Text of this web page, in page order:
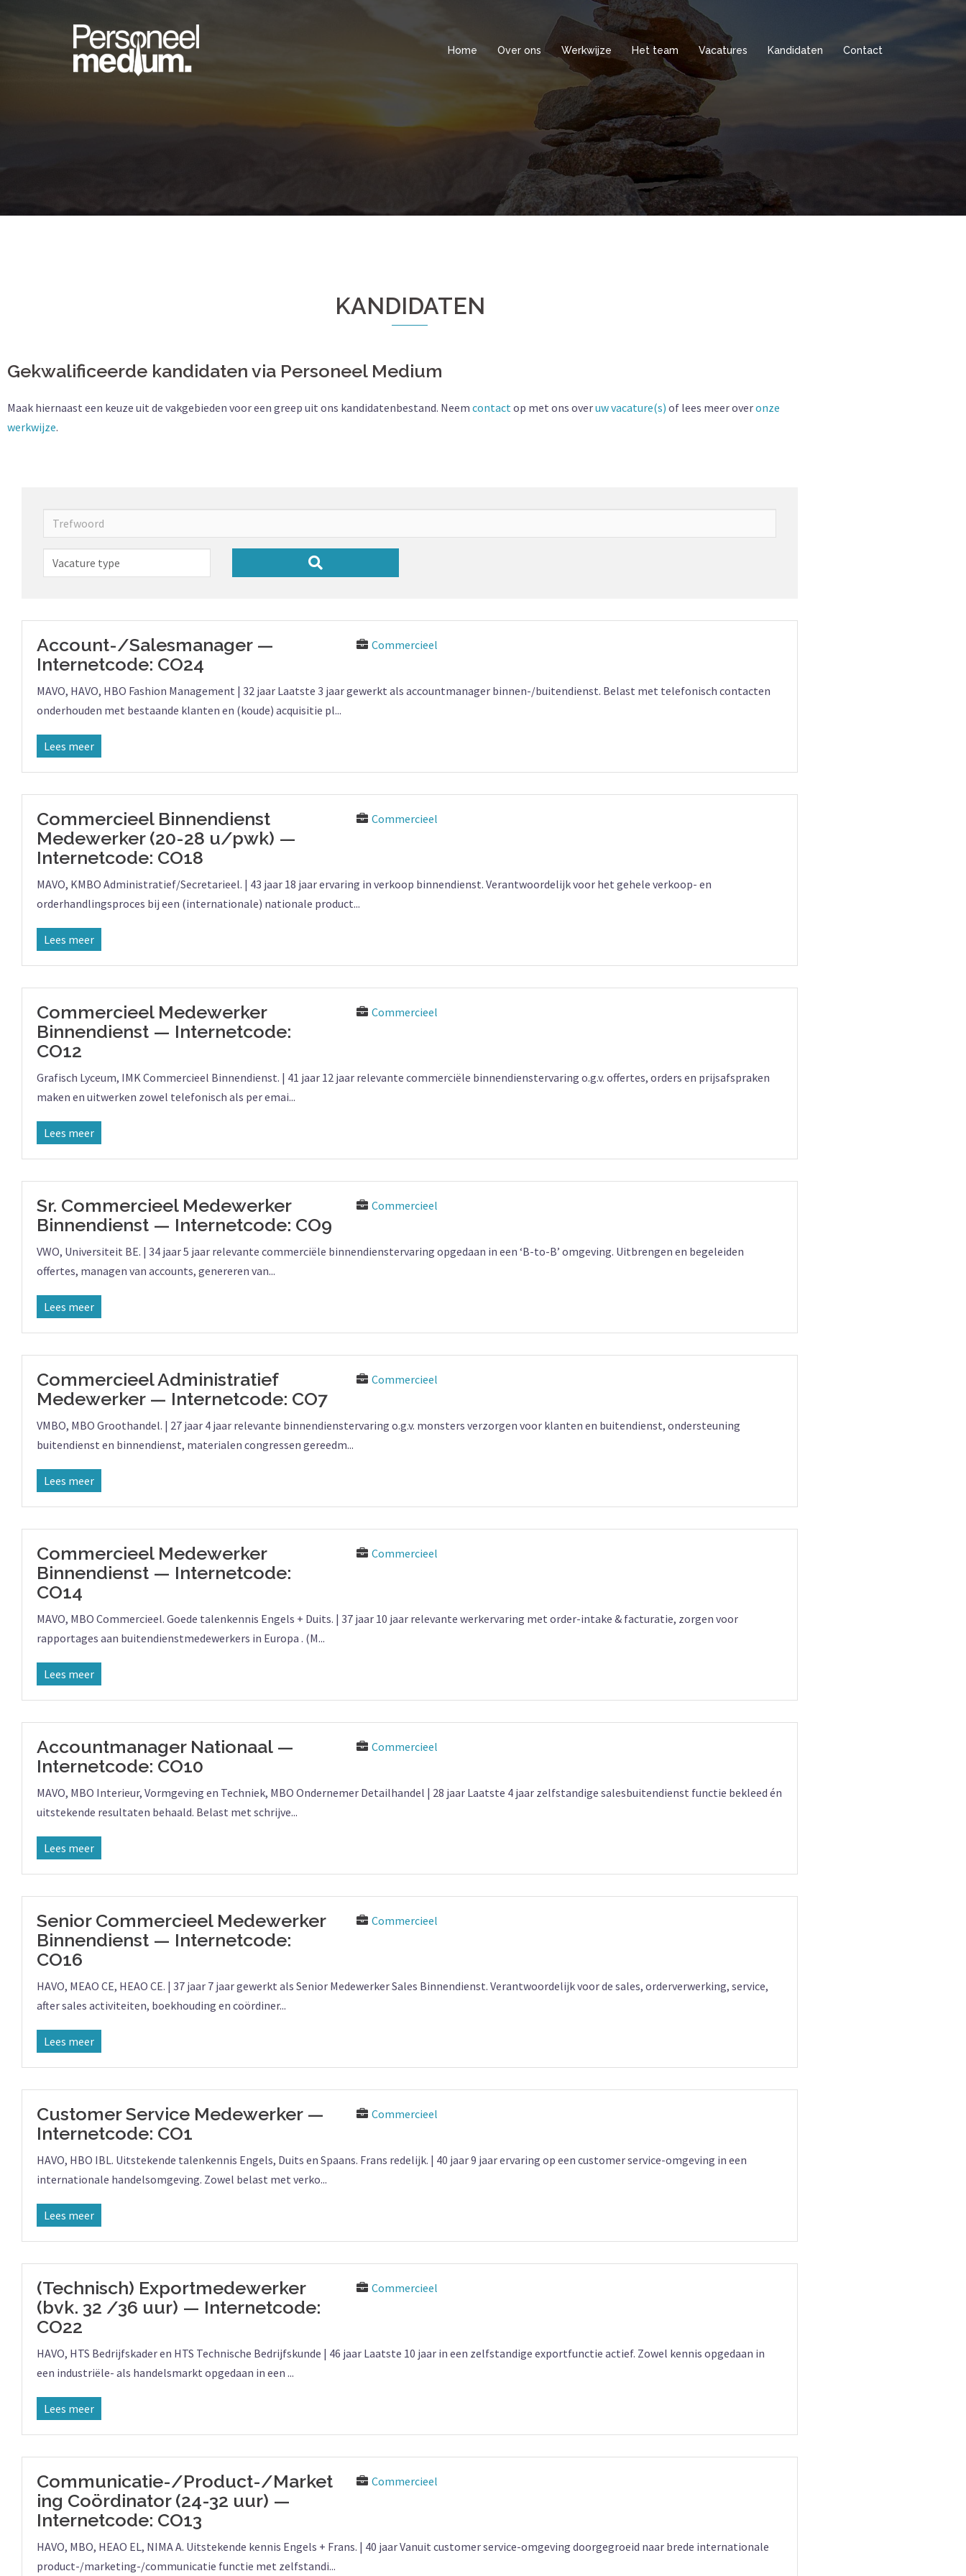
Home Over ons Werkwijze Het team Vacatures Kandidaten Contact
KANDIDATEN
Gekwalificeerde kandidaten via Personeel Medium
Maak hiernaast een keuze uit de vakgebieden voor een greep uit ons kandidatenbestand. Neem contactop met ons overuw vacature(s) of lees meer overonze
werkwijze.
Trefwoord
Account-/Salesmanager —
Internetcode: CO24
Commercieel
MAVO, HAVO, HBO Fashion Management | 32 jaar Laatste 3 jaar gewerkt als accountmanager binnen-/buitendienst. Belast met telefonisch contacten
onderhouden met bestaande klanten en (koude) acquisitie pl...
Lees meer
Commercieel Binnendienst
Medewerker (20-28 u/pwk) —
Internetcode: CO18
Commercieel
MAVO, KMBO Administratief/Secretarieel. | 43 jaar 18 jaar ervaring in verkoop binnendienst. Verantwoordelijk voor het gehele verkoop- en
orderhandlingsproces bij een (internationale) nationale product...
Lees meer
Commercieel Medewerker
Binnendienst — Internetcode:
CO12
Commercieel
Grafisch Lyceum, IMK Commercieel Binnendienst. | 41 jaar 12 jaar relevante commerciële binnendienstervaring o.g.v. offertes, orders en prijsafspraken
maken en uitwerken zowel telefonisch als per emai...
Lees meer
Sr. Commercieel Medewerker
Binnendienst — Internetcode: CO9
Commercieel
VWO, Universiteit BE. | 34 jaar 5 jaar relevante commerciële binnendienstervaring opgedaan in een ‘B-to-B’ omgeving. Uitbrengen en begeleiden
offertes, managen van accounts, genereren van...
Lees meer
Commercieel Administratief
Medewerker — Internetcode: CO7
Commercieel
VMBO, MBO Groothandel. | 27 jaar 4 jaar relevante binnendienstervaring o.g.v. monsters verzorgen voor klanten en buitendienst, ondersteuning
buitendienst en binnendienst, materialen congressen gereedm...
Lees meer
Commercieel Medewerker
Binnendienst — Internetcode:
CO14
Commercieel
MAVO, MBO Commercieel. Goede talenkennis Engels + Duits. | 37 jaar 10 jaar relevante werkervaring met order-intake & facturatie, zorgen voor
rapportages aan buitendienstmedewerkers in Europa . (M...
Lees meer
Accountmanager Nationaal —
Internetcode: CO10
Commercieel
MAVO, MBO Interieur, Vormgeving en Techniek, MBO Ondernemer Detailhandel | 28 jaar Laatste 4 jaar zelfstandige salesbuitendienst functie bekleed én
uitstekende resultaten behaald. Belast met schrijve...
Lees meer
Senior Commercieel Medewerker
Binnendienst — Internetcode:
CO16
Commercieel
HAVO, MEAO CE, HEAO CE. | 37 jaar 7 jaar gewerkt als Senior Medewerker Sales Binnendienst. Verantwoordelijk voor de sales, orderverwerking, service,
after sales activiteiten, boekhouding en coördiner...
Lees meer
Customer Service Medewerker —
Internetcode: CO1
Commercieel
HAVO, HBO IBL. Uitstekende talenkennis Engels, Duits en Spaans. Frans redelijk. | 40 jaar 9 jaar ervaring op een customer service-omgeving in een
internationale handelsomgeving. Zowel belast met verko...
Lees meer
(Technisch) Exportmedewerker
(bvk. 32 /36 uur) — Internetcode:
CO22
Commercieel
HAVO, HTS Bedrijfskader en HTS Technische Bedrijfskunde | 46 jaar Laatste 10 jaar in een zelfstandige exportfunctie actief. Zowel kennis opgedaan in
een industriële- als handelsmarkt opgedaan in een ...
Lees meer
Communicatie-/Product-/Market
ing Coördinator (24-32 uur) —
Internetcode: CO13
Commercieel
HAVO, MBO, HEAO EL, NIMA A. Uitstekende kennis Engels + Frans. | 40 jaar Vanuit customer service-omgeving doorgegroeid naar brede internationale
product-/marketing-/communicatie functie met zelfstandi...